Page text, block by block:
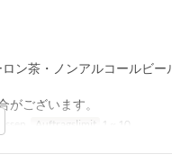
ン茶・ノンアルコールビー
ございます。
Auftragslimit 1 ~ 10